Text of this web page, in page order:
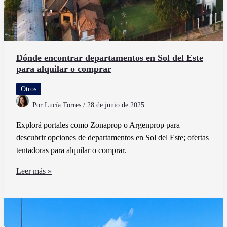
Dónde encontrar departamentos en Sol del Este
para alquilar o comprar
Otros
Por Lucía Torres / 28 de junio de 2025
Explorá portales como Zonaprop o Argenprop para
descubrir opciones de departamentos en Sol del Este; ofertas
tentadoras para alquilar o comprar.
Dónde
departamentos
Leer más »